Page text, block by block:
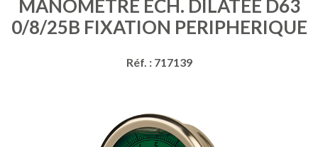
MANOMÈTRE ECH. DILATEE D63
0/8/25B FIXATION PERIPHERIQUE
Réf. : 717139